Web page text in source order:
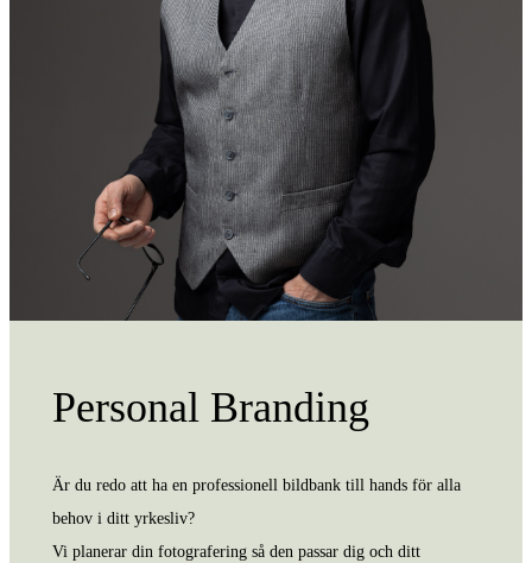
Personal Branding
Är du redo att ha en professionell bildbank till hands för alla
behov i ditt yrkesliv?
Vi planerar din fotografering så den passar dig och ditt